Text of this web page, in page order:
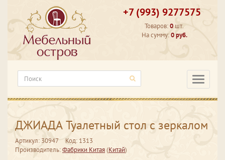
+7 (993) 9277575
Товаров:0 шт.
На сумму:0 руб.
ДЖИАДА Туалетный стол с зеркалом
Артикул: 30947
Код: 1313
Производитель:Фабрики Китая(Китай)